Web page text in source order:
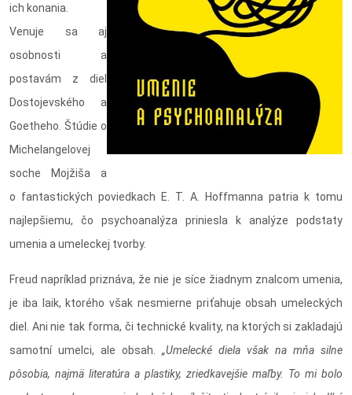
ich konania.
Venuje sa aj
osobnosti a
postavám z diel
Dostojevského a
Goetheho. Štúdie o
Michelangelovej
soche Mojžiša a
o fantastických poviedkach E. T. A. Hoffmanna patria k tomu
najlepšiemu, čo psychoanalýza priniesla k analýze podstaty
umenia a umeleckej tvorby.
Freud napríklad priznáva, že nie je síce žiadnym znalcom umenia,
je iba laik, ktorého však nesmierne priťahuje obsah umeleckých
diel. Ani nie tak forma, či technické kvality, na ktorých si zakladajú
samotní umelci, ale obsah. „Umelecké diela však na mňa silne
pôsobia, najmä literatúra a plastiky, zriedkavejšie maľby. To mi bolo